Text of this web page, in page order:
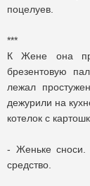
поцелуев.
***
К Жене она
брезентовую
лежал
дежурили на
котелок с
- Женьке сноси.
средство.